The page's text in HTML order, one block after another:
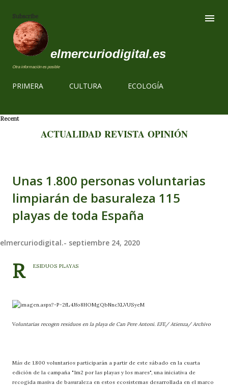
Subscribe
elmercuriodigital.es
Otra información es posible
PRIMERA CULTURA ECOLOGÍA
Recent
ACTUALIDAD REVISTA OPINIÓN
Unas 1.800 personas voluntarias
limpiarán de basuraleza 115
playas de toda España
elmercuriodigital.- septiembre 24, 2020
R ESIDUOS PLAYAS
Voluntarias recogen residuos en la playa de Can Pere Antoni. EFE/ Atienza/ Archivo
Más de 1.800 voluntarios participarán a partir de este sábado en la cuarta
edición de la campaña "1m2 por las playas y los mares", una iniciativa de
recogida masiva de basuraleza en estos ecosistemas desarrollada en el marco